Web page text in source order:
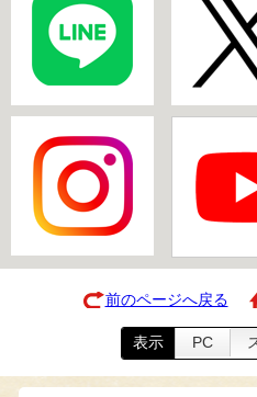
前のページへ戻る
表示 PC